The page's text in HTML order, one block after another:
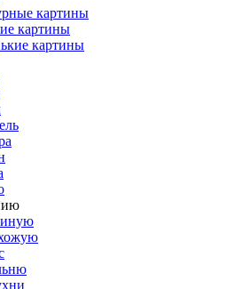
картины
картины
картины